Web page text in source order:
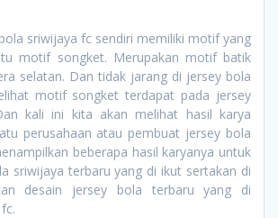
fc sendiri memiliki motif yang
motif songket. Merupakan motif batik
selatan. Dan tidak jarang di jersey bola
motif songket terdapat pada jersey
kali ini kita akan melihat hasil karya
perusahaan atau pembuat jersey bola
beberapa hasil karyanya untuk
sriwijaya terbaru yang di ikut sertakan di
desain jersey bola terbaru yang di